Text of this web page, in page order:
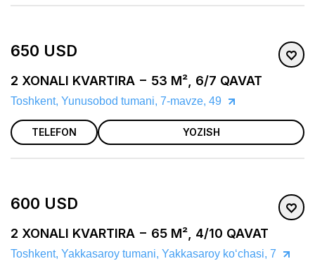
650 USD
2 XONALI KVARTIRA − 53 M², 6/7 QAVAT
Toshkent, Yunusobod tumani, 7-mavze, 49
TELEFON YOZISH
600 USD
2 XONALI KVARTIRA − 65 M², 4/10 QAVAT
Toshkent, Yakkasaroy tumani, Yakkasaroy ko‘chasi, 7